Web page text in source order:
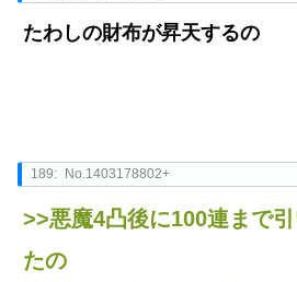
たわしの財布が昇天するの
189: No.1403178802+
>>悪魔4凸後に100連まで
たの